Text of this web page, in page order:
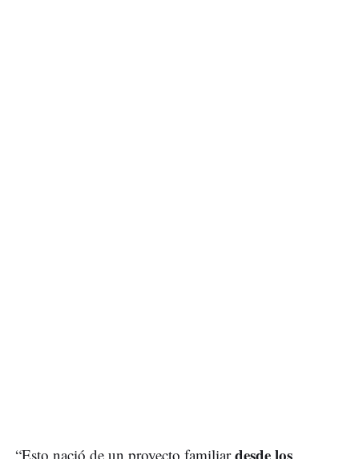
“Esto nació de un proyecto familiar